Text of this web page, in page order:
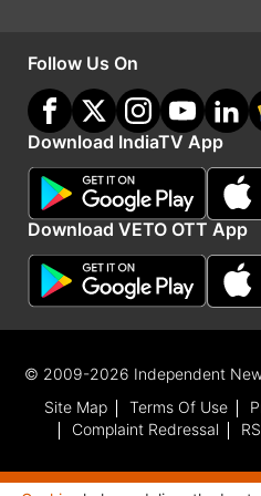
हैरान कर देने वाला है वीडियो
सकता है कि रेलवे स्टेशन पर
छत से उतरने के लिए कह रहे
Follow Us On
Download IndiaTV App
Download VETO OTT App
© 2009-2026 Independent
Site Map
Terms Of Use
Complaint Redressal